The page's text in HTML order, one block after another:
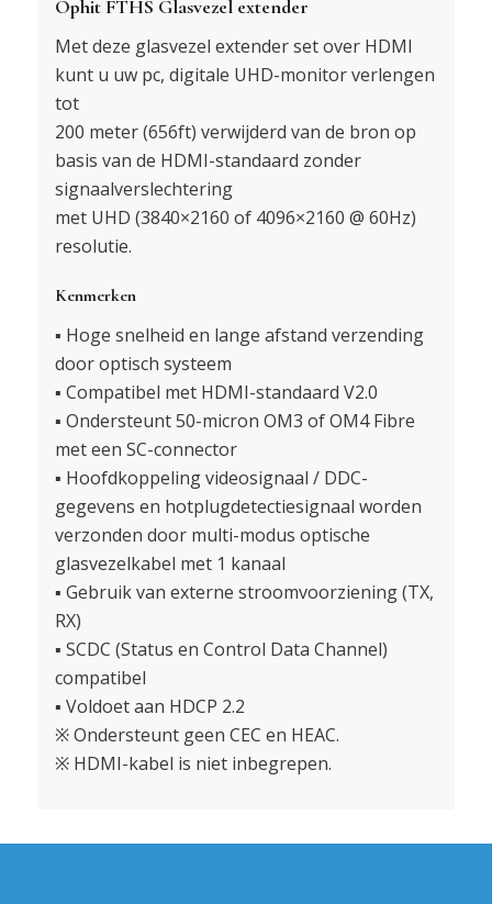
Ophit FTHS Glasvezel extender
Met deze glasvezel extender set over HDMI
kunt u uw pc, digitale UHD-monitor verlengen
tot
200 meter (656ft) verwijderd van de bron op
basis van de HDMI-standaard zonder
signaalverslechtering
met UHD (3840×2160 of 4096×2160 @ 60Hz)
resolutie.
Kenmerken
▪ Hoge snelheid en lange afstand verzending
door optisch systeem
▪ Compatibel met HDMI-standaard V2.0
▪ Ondersteunt 50-micron OM3 of OM4 Fibre
met een SC-connector
▪ Hoofdkoppeling videosignaal / DDC-
gegevens en hotplugdetectiesignaal worden
verzonden door multi-modus optische
glasvezelkabel met 1 kanaal
▪ Gebruik van externe stroomvoorziening (TX,
RX)
▪ SCDC (Status en Control Data Channel)
compatibel
▪ Voldoet aan HDCP 2.2
※ Ondersteunt geen CEC en HEAC.
※ HDMI-kabel is niet inbegrepen.